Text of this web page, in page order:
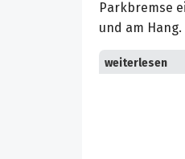
Parkbremse
und am Hang.
Die weitere
Lenk-Brems-